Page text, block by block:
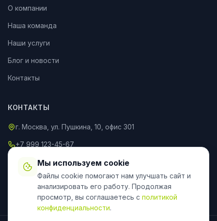
О компании
Наша команда
Наши услуги
Блог и новости
Контакты
КОНТАКТЫ
г. Москва, ул. Пушкина, 10, офис 301
+7 999 123-45-67
info@an-partner.ru
Пн–Пт: 9:00–20:00, Сб–Вс: 10:00–18:00
Мы используем cookie
Файлы cookie помогают нам улучшать сайт и
анализировать его работу. Продолжая
просмотр, вы соглашаетесь с политикой
конфиденциальности.